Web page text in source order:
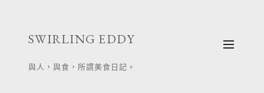
SWIRLING EDDY
與人，與食，所謂美食日記。